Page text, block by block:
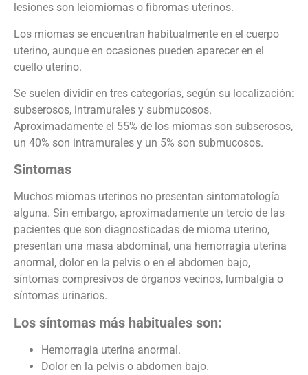
lesiones son leiomiomas o fibromas uterinos.
Los miomas se encuentran habitualmente en el cuerpo
uterino, aunque en ocasiones pueden aparecer en el
cuello uterino.
Se suelen dividir en tres categorías, según su localización:
subserosos, intramurales y submucosos.
Aproximadamente el 55% de los miomas son subserosos,
un 40% son intramurales y un 5% son submucosos.
Sintomas
Muchos miomas uterinos no presentan sintomatología
alguna. Sin embargo, aproximadamente un tercio de las
pacientes que son diagnosticadas de mioma uterino,
presentan una masa abdominal, una hemorragia uterina
anormal, dolor en la pelvis o en el abdomen bajo,
síntomas compresivos de órganos vecinos, lumbalgia o
síntomas urinarios.
Los síntomas más habituales son:
Hemorragia uterina anormal.
Dolor en la pelvis o abdomen bajo.